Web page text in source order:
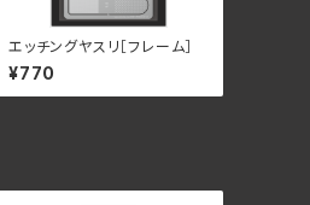
エッチングヤスリ［フレーム］
¥770